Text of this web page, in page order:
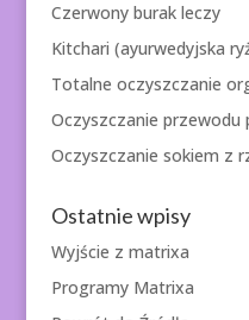
Czerwony burak leczy
Kitchari (ayurwedyjska
Totalne oczyszczanie
Oczyszczanie przewodu
Oczyszczanie sokiem z
Ostatnie wpisy
Wyjście z matrixa
Programy Matrixa